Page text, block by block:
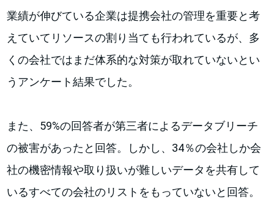
業績が伸びている企業は提携会社の管理を重要と考
えていてリソースの割り当ても行われているが、多
くの会社ではまだ体系的な対策が取れていないとい
うアンケート結果でした。
また、59%の回答者が第三者によるデータブリーチ
の被害があったと回答。しかし、34％の会社しか会
社の機密情報や取り扱いが難しいデータを共有して
いるすべての会社のリストをもっていないと回答。